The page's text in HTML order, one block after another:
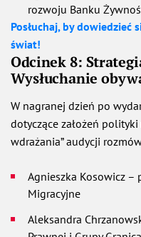
rozwoju Banku
Posłuchaj, by dowiedzieć
świat!
Odcinek 8:
Wysłuchanie
W nagranej dzień po
dotyczące założeń
wdrażania” audycji
Agnieszka Kosowicz –
Migracyjne
Aleksandra